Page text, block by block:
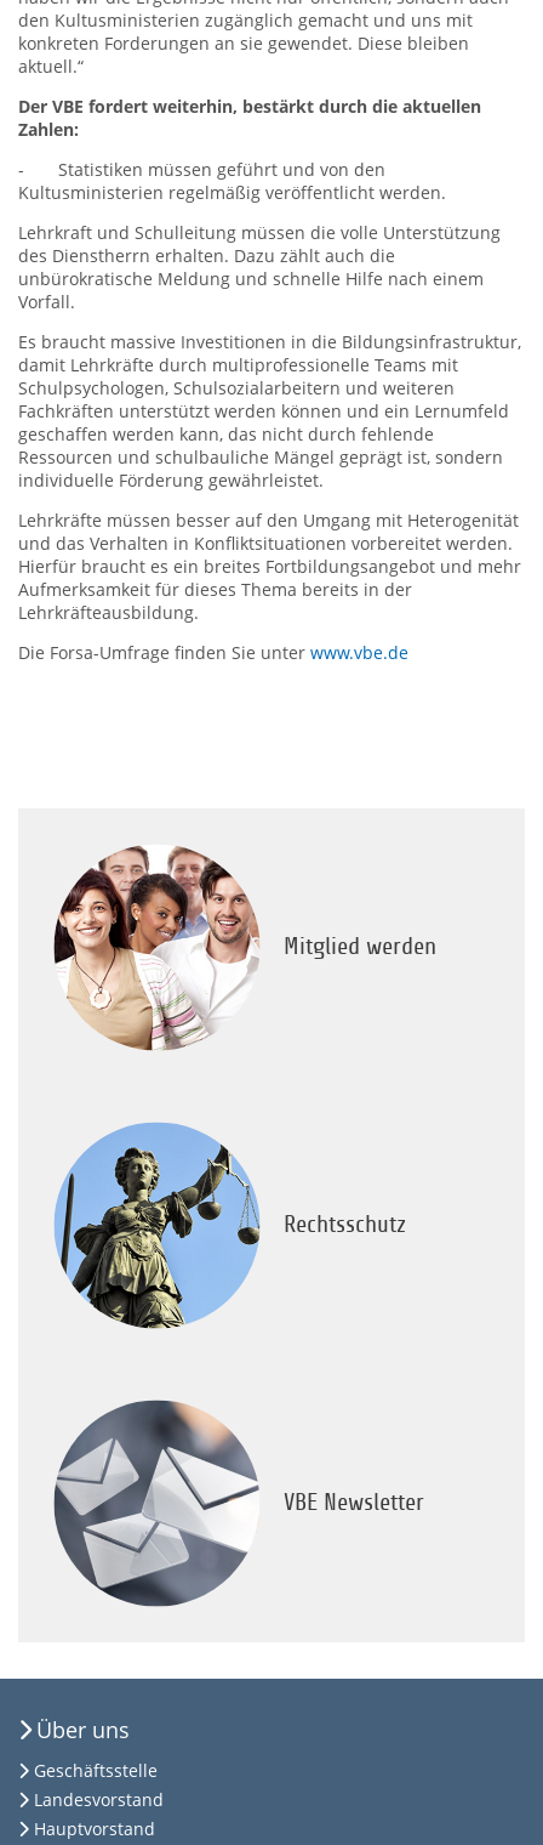
den Kultusministerien zugänglich gemacht und uns mit
konkreten Forderungen an sie gewendet. Diese bleiben
aktuell.“
Der VBE fordert weiterhin, bestärkt durch die aktuellen
Zahlen:
- Statistiken müssen geführt und von den
Kultusministerien regelmäßig veröffentlicht werden.
Lehrkraft und Schulleitung müssen die volle Unterstützung
des Dienstherrn erhalten. Dazu zählt auch die
unbürokratische Meldung und schnelle Hilfe nach einem
Vorfall.
Es braucht massive Investitionen in die Bildungsinfrastruktur,
damit Lehrkräfte durch multiprofessionelle Teams mit
Schulpsychologen, Schulsozialarbeitern und weiteren
Fachkräften unterstützt werden können und ein Lernumfeld
geschaffen werden kann, das nicht durch fehlende
Ressourcen und schulbauliche Mängel geprägt ist, sondern
individuelle Förderung gewährleistet.
Lehrkräfte müssen besser auf den Umgang mit Heterogenität
und das Verhalten in Konfliktsituationen vorbereitet werden.
Hierfür braucht es ein breites Fortbildungsangebot und mehr
Aufmerksamkeit für dieses Thema bereits in der
Lehrkräfteausbildung.
Die Forsa-Umfrage finden Sie unter www.vbe.de
Mitglied werden
Rechtsschutz
VBE Newsletter
Über uns
Geschäftsstelle
Landesvorstand
Hauptvorstand